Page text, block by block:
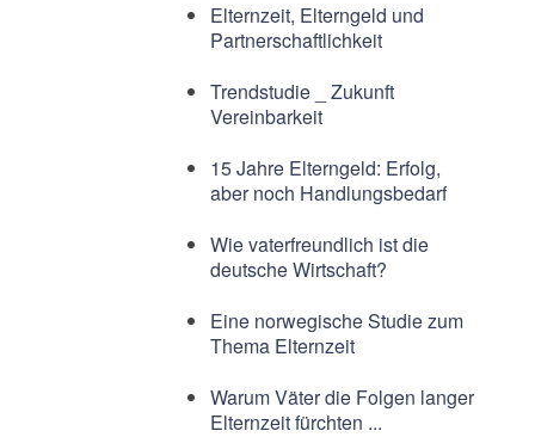
Elternzeit, Elterngeld und
Partnerschaftlichkeit
Trendstudie _ Zukunft
Vereinbarkeit
15 Jahre Elterngeld: Erfolg,
aber noch Handlungsbedarf
Wie vaterfreundlich ist die
deutsche Wirtschaft?
Eine norwegische Studie zum
Thema Elternzeit
Warum Väter die Folgen langer
Elternzeit fürchten ...